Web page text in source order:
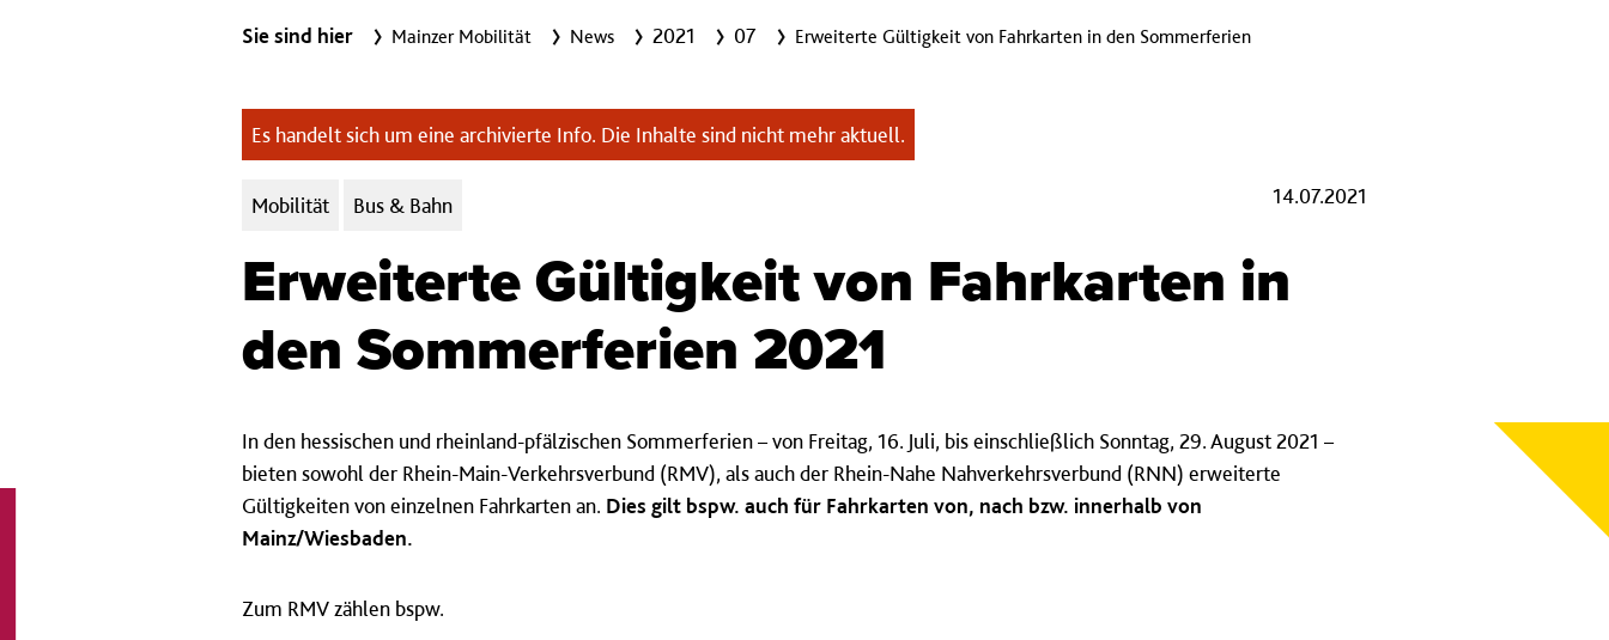
Sie sind hier Mainzer Mobilität News 2021 07 Erweiterte Gültigkeit von Fahrkarten in den Sommerferien
Es handelt sich um eine archivierte Info. Die Inhalte sind nicht mehr aktuell.
Kategorien:
Mobilität Bus & Bahn 14.07.2021
Erweiterte Gültigkeit von Fahrkarten in
den Sommerferien 2021
In den hessischen und rheinland-pfälzischen Sommerferien – von Freitag, 16. Juli, bis einschließlich Sonntag, 29. August 2021 –
bieten sowohl der Rhein-Main-Verkehrsverbund (RMV), als auch der Rhein-Nahe Nahverkehrsverbund (RNN) erweiterte
Gültigkeiten von einzelnen Fahrkarten an. Dies gilt bspw. auch für Fahrkarten von, nach bzw. innerhalb von
Mainz/Wiesbaden.
Zum RMV zählen bspw.